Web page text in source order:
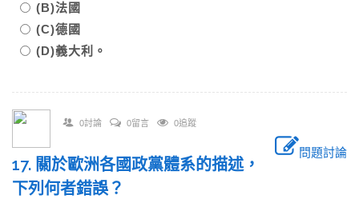
(B)法國
(C)德國
(D)義大利。
0討論 0留言 0追蹤
問題討論
17. 關於歐洲各國政黨體系的描述，
下列何者錯誤？